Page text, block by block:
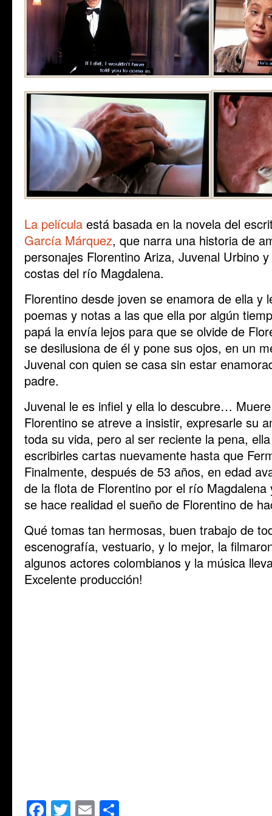
La película está basada en la novela del
García Márquez, que narra una historia de
personajes Florentino Ariza, Juvenal Urbino
costas del río Magdalena.
Florentino desde joven se enamora de ella y
poemas y notas a las que ella por algún
papá la envía lejos para que se olvide de
se desilusiona de él y pone sus ojos, en un
Juvenal con quien se casa sin estar
padre.
Juvenal le es infiel y ella lo descubre…
Florentino se atreve a insistir, expresarle su
toda su vida, pero al ser reciente la pena,
escribirles cartas nuevamente hasta que
Finalmente, después de 53 años, en edad
de la flota de Florentino por el río
se hace realidad el sueño de Florentino de
Qué tomas tan hermosas, buen trabajo de
escenografía, vestuario, y lo mejor, la
algunos actores colombianos y la música
Excelente producción!
Facebook
Twitter
Email